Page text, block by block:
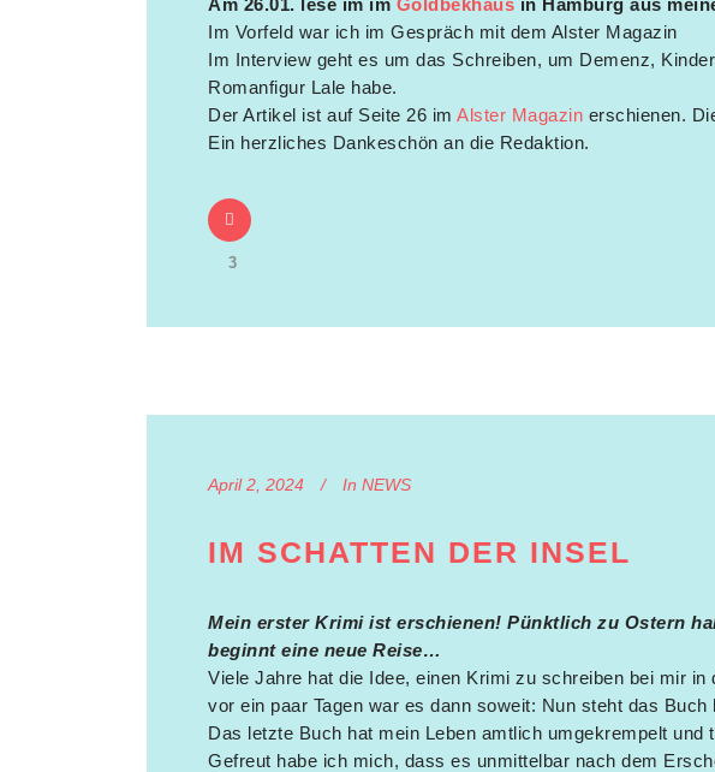
Am 26.01. lese im im Goldbekhaus in Hamburg aus
Im Vorfeld war ich im Gespräch mit dem Alster Magazin
Im Interview geht es um das Schreiben, um Demenz,
Romanfigur Lale habe.
Der Artikel ist auf Seite 26 im Alster Magazin erschienen.
Ein herzliches Dankeschön an die Redaktion.
3
April 2, 2024 In NEWS
IM SCHATTEN DER INSEL
Mein erster Krimi ist erschienen! Pünktlich zu Ostern
beginnt eine neue Reise…
Viele Jahre hat die Idee, einen Krimi zu schreiben bei mir
vor ein paar Tagen war es dann soweit: Nun steht das Buch
Das letzte Buch hat mein Leben amtlich umgekrempelt
Gefreut habe ich mich, dass es unmittelbar nach dem